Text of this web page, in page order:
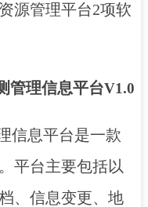
源管理平台2项软
管理信息平台V1.0
信息平台是一款
平台主要包括以
、信息变更、地